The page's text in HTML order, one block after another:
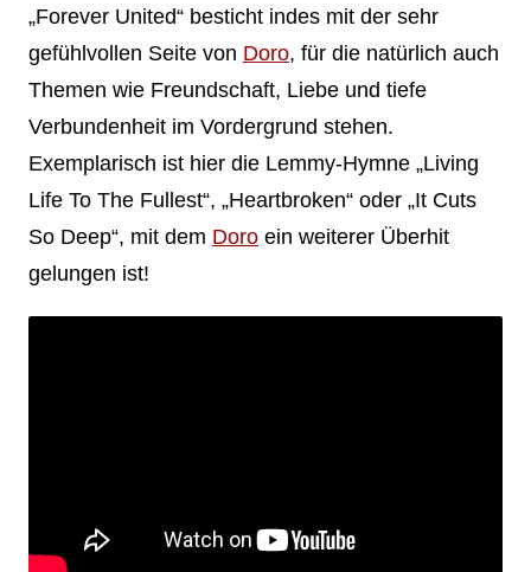
„Forever United“ besticht indes mit der sehr
gefühlvollen Seite von Doro, für die natürlich auch
Themen wie Freundschaft, Liebe und tiefe
Verbundenheit im Vordergrund stehen.
Exemplarisch ist hier die Lemmy-Hymne „Living
Life To The Fullest“, „Heartbroken“ oder „It Cuts
So Deep“, mit dem Doroein weiterer Überhit
gelungen ist!